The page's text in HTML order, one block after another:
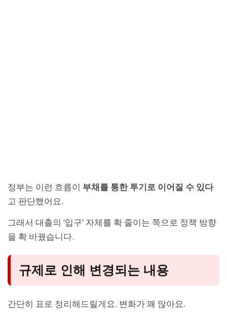
정부는 이런 흐름이 부채를 통한 투기로 이어질 수 있다
고 판단했어요.
그래서 대출의 ‘입구’ 자체를 확 줄이는 쪽으로 정책 방향
을 확 바꿨습니다.
규제로 인해 변경되는 내용
간단히 표로 정리해드릴게요. 변화가 꽤 많아요.